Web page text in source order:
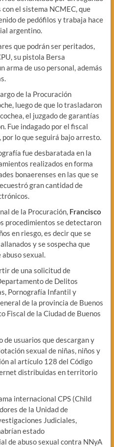
el sistema NCMEC, que
de pedófilos y trabaja hace
argentino.
que podrán ser peritados,
su pistola Bersa
arma de uso personal, además
de la Procuración
luego de que lo trasladaron
el juzgado de garantías
Fue indagado por el fiscal
por lo que seguirá bajo arresto.
fue desbaratada en la
realizados en forma
bonaerenses en las que se
gran cantidad de
de la Procuración, Francisco
procedimientos se detectaron
en riesgo, es decir que se
y se sospecha que
sexual.
de una solicitud de
de Delitos
Pornografía Infantil y
de la provincia de Buenos
Fiscal de la Ciudad de Buenos
usuarios que descargan y
sexual de niñas, niños y
al artículo 128 del Código
distribuidas en territorio
internacional CPS (Child
de la Unidad de
Judiciales,
estado
de abuso sexual contra NNyA